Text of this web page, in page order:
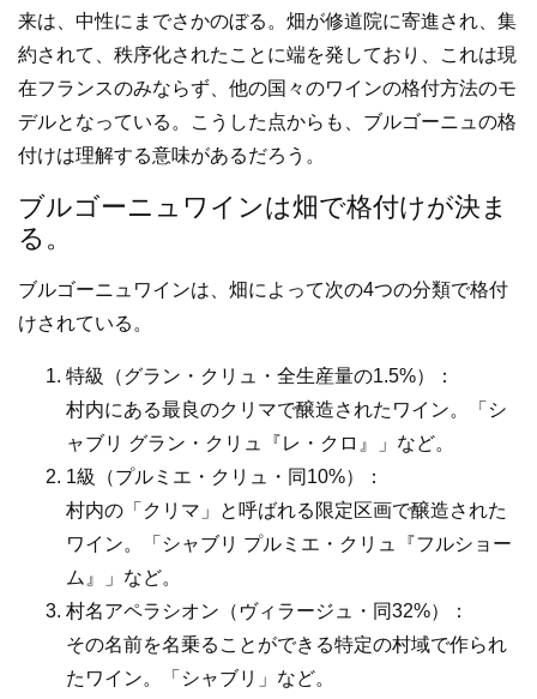
来は、中性にまでさかのぼる。畑が修道院に寄進され、集
約されて、秩序化されたことに端を発しており、これは現
在フランスのみならず、他の国々のワインの格付方法のモ
デルとなっている。こうした点からも、ブルゴーニュの格
付けは理解する意味があるだろう。
ブルゴーニュワインは畑で格付けが決ま
る。
ブルゴーニュワインは、畑によって次の4つの分類で格付
けされている。
特級（グラン・クリュ・全生産量の1.5%）：
村内にある最良のクリマで醸造されたワイン。「シ
ャブリ グラン・クリュ『レ・クロ』」など。
1級（プルミエ・クリュ・同10%）：
村内の「クリマ」と呼ばれる限定区画で醸造された
ワイン。「シャブリ プルミエ・クリュ『フルショー
ム』」など。
村名アペラシオン（ヴィラージュ・同32%）：
その名前を名乗ることができる特定の村域で作られ
たワイン。「シャブリ」など。